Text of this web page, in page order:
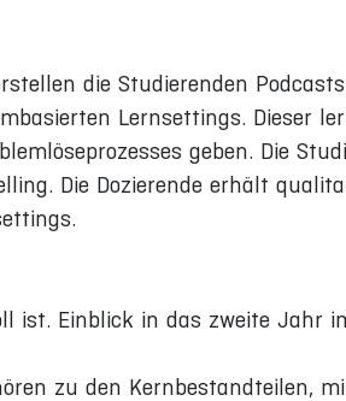
die Studierenden
Lernsettings. Dieser
geben. Die
Die Dozierende erhält
ist. Einblick in das zweite Jahr
zu den Kernbestandteilen,